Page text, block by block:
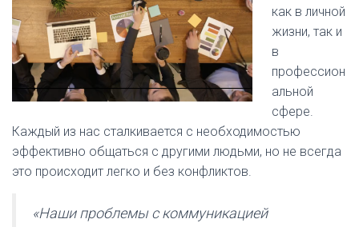
как в личной
жизни, так и
в
профессион
альной
сфере.
Каждый из нас сталкивается с необходимостью
эффективно общаться с другими людьми, но не всегда
это происходит легко и без конфликтов.
«Наши проблемы с коммуникацией